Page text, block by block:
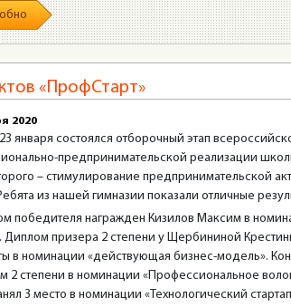
«ПрофСтарт»
2020
января состоялся отборочный этап
предпринимательской реализации
– стимулирование предпринимательской
из нашей гимназии показали отличные
победителя награжден Кизилов Максим в
Диплом призера 2 степени у Щербининой
в номинации «действующая бизнес-модель».
2 степени в номинации «Профессиональное
3 место в номинации «Технологический